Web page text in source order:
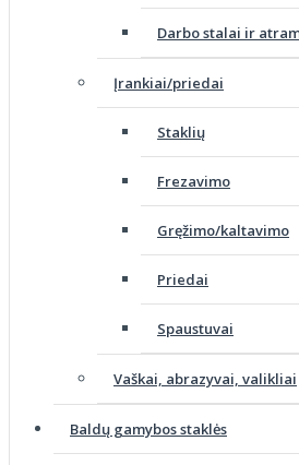
Darbo stalai ir
Įrankiai/priedai
Staklių
Frezavimo
Gręžimo/kaltavimo
Priedai
Spaustuvai
Vaškai, abrazyvai, valikliai
Baldų gamybos staklės